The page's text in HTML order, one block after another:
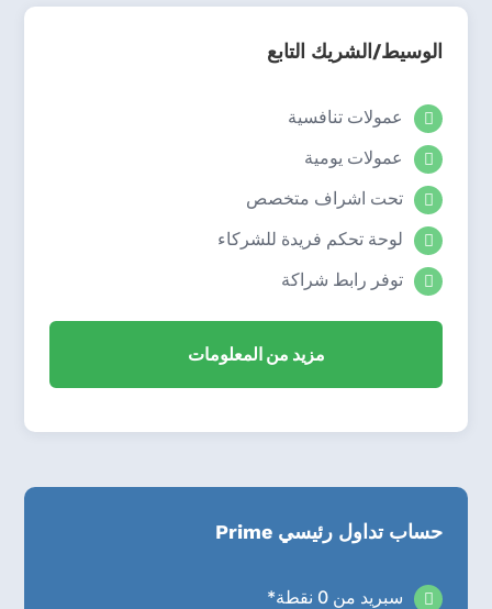
الوسيط/الشريك التابع
 عمولات تنافسية
 عمولات يومية
 تحت اشراف متخصص
 لوحة تحكم فريدة للشركاء
 توفر رابط شراكة
مزيد من المعلومات
حساب تداول رئيسي Prime
 سبريد من 0 نقطة*